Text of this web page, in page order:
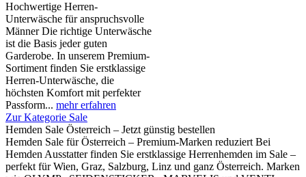
Hochwertige Herren-
Unterwäsche für anspruchsvolle
Männer Die richtige Unterwäsche
ist die Basis jeder guten
Garderobe. In unserem Premium-
Sortiment finden Sie erstklassige
Herren-Unterwäsche, die
höchsten Komfort mit perfekter
Passform... mehr erfahren
Zur Kategorie Sale
Hemden Sale Österreich – Jetzt günstig bestellen
Hemden Sale für Österreich – Premium-Marken reduziert Bei
Hemden Ausstatter finden Sie erstklassige Herrenhemden im Sale –
perfekt für Wien, Graz, Salzburg, Linz und ganz Österreich. Marken